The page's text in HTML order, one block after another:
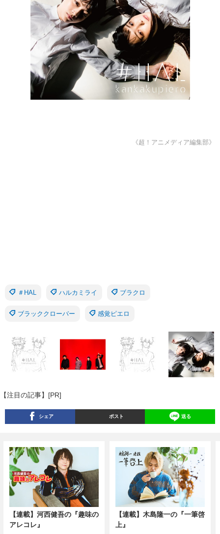
《超！アニメディア編集部》
＃HAL ハルカミライ ブラクロ
ブラッククローバー 感覚ピエロ
【注目の記事】[PR]
シェア ポスト 送る
【連載】河西健吾の『趣味の
アレコレ』
【連載】木島隆一の『一筆啓
上』